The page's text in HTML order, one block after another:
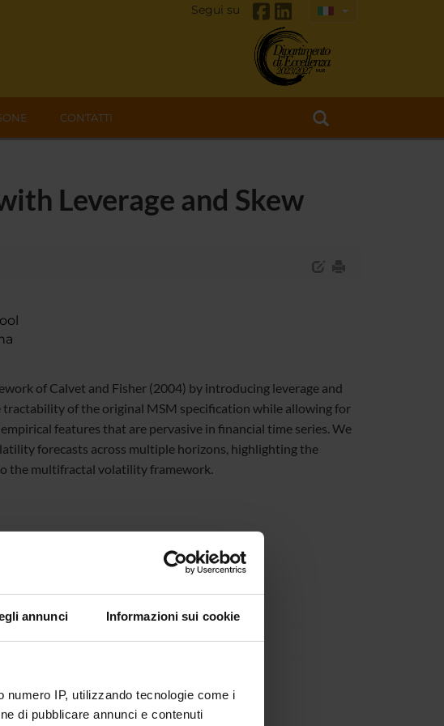
annunci Informazioni sui cookie
IP, utilizzando tecnologie come i
di pubblicare annunci e contenuti
Segui su
CONTATTI
Leverage and Skew
of Calvet and Fisher (2004) by introducing leverage and
tractability of the original MSM specification while allowing for
features that are pervasive in financial time series. We
forecasts across multiple horizons, highlighting the
the multifractal volatility framework.